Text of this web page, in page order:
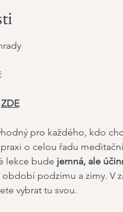
ZDE
pro každého, kdo
o celou řadu
lekce bude jemná, ale
podzimu a zimy. V
vybrat tu svou.